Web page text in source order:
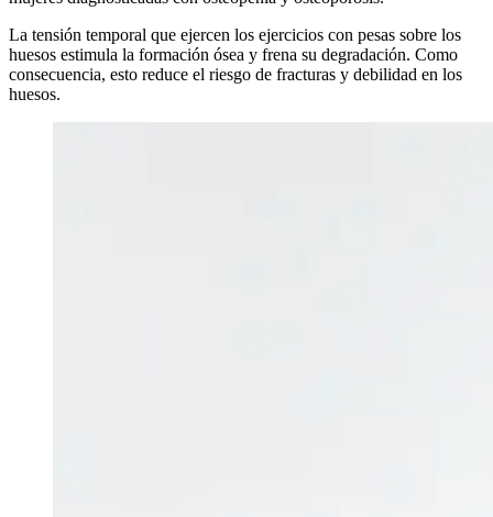
La tensión temporal que ejercen los ejercicios con pesas sobre los
huesos estimula la formación ósea y frena su degradación. Como
consecuencia, esto reduce el riesgo de fracturas y debilidad en los
huesos.